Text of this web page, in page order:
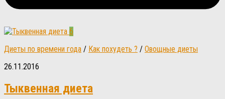
6
Диеты по времени года / Как похудеть ? / Овощные диеты
26.11.2016
Тыквенная диета